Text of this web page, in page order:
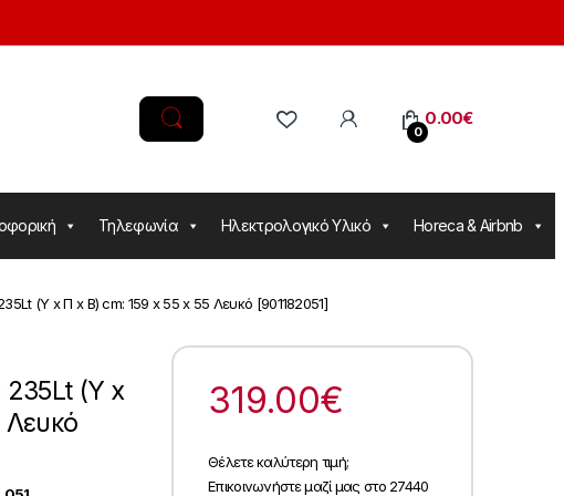
0
0.00€
Τηλεφωνία Ηλεκτρολογικό Υλικό Horeca & Airbnb
(Υ x Π x Β) cm: 159 x 55 x 55 Λευκό [901182051]
235Lt (Υ x
319.00€
Θέλετε καλύτερη τιμή;
Επικοινωνήστε μαζί μας στο 27440